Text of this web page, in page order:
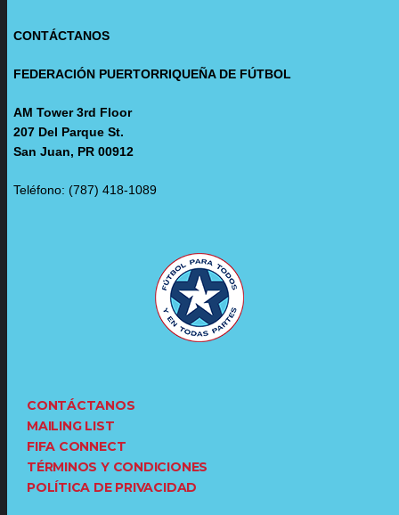
CONTÁCTANOS
FEDERACIÓN PUERTORRIQUEÑA DE FÚTBOL
AM Tower 3rd Floor
207 Del Parque St.
San Juan, PR 00912
Teléfono: (787) 418-1089
CONTÁCTANOS
MAILING LIST
FIFA CONNECT
TÉRMINOS Y CONDICIONES
POLÍTICA DE PRIVACIDAD